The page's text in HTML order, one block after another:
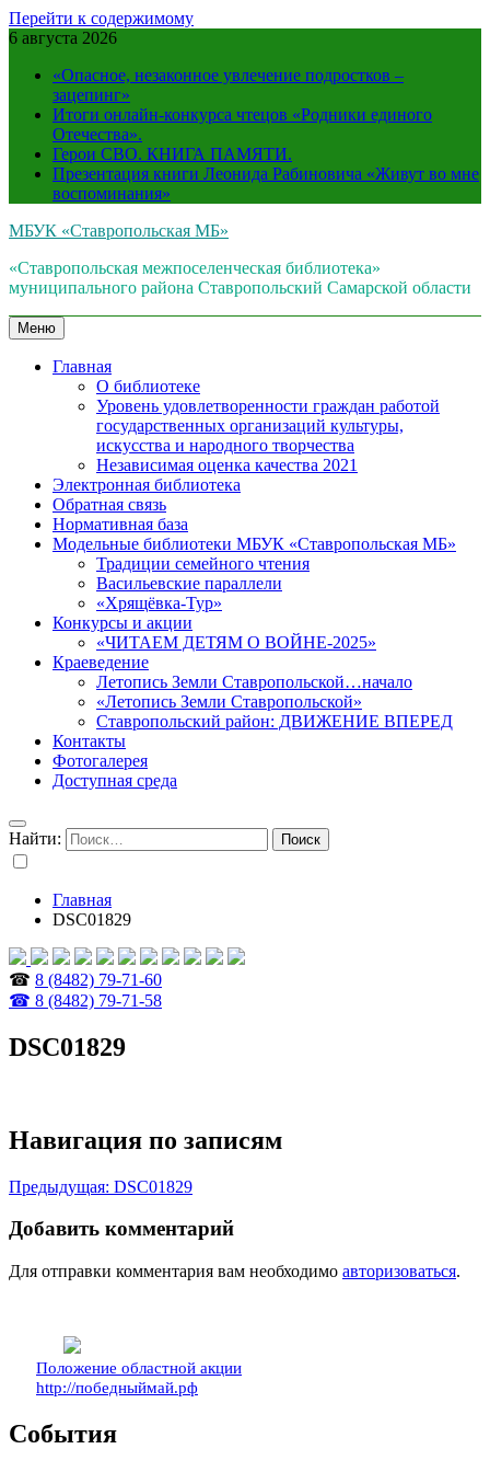
Перейти к содержимому
6 августа 2026
«Опасное, незаконное увлечение подростков –
зацепинг»
Итоги онлайн-конкурса чтецов «Родники единого
Отечества».
Герои СВО. КНИГА ПАМЯТИ.
Презентация книги Леонида Рабиновича «Живут во мне
воспоминания»
МБУК «Ставропольская МБ»
«Ставропольская межпоселенческая библиотека»
муниципального района Ставропольский Самарской области
Меню
Главная
О библиотеке
Уровень удовлетворенности граждан работой
государственных организаций культуры,
искусства и народного творчества
Независимая оценка качества 2021
Электронная библиотека
Обратная связь
Нормативная база
Модельные библиотеки МБУК «Ставропольская МБ»
Традиции семейного чтения
Васильевские параллели
«Хрящёвка-Тур»
Конкурсы и акции
«ЧИТАЕМ ДЕТЯМ О ВОЙНЕ-2025»
Краеведение
Летопись Земли Ставропольской…начало
«Летопись Земли Ставропольской»
Ставропольский район: ДВИЖЕНИЕ ВПЕРЕД
Контакты
Фотогалерея
Доступная среда
Найти:
Главная
DSC01829
☎ 8 (8482) 79-71-60
☎ 8 (8482) 79-71-58
DSC01829
Навигация по записям
Предыдущая: DSC01829
Добавить комментарий
Для отправки комментария вам необходимо авторизоваться.
Положение областной акции
http://победныймай.рф
События